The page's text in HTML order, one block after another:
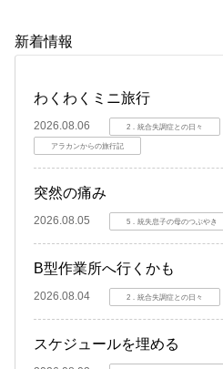
新着情報
わくわくミニ旅行
2026.08.06 2．統合失調症との日々
アラカンからの旅行記
突然の痛み
2026.08.05 5．統失息子の母のつぶやき
B型作業所へ行くかも
2026.08.04 2．統合失調症との日々
スケジュールを埋める